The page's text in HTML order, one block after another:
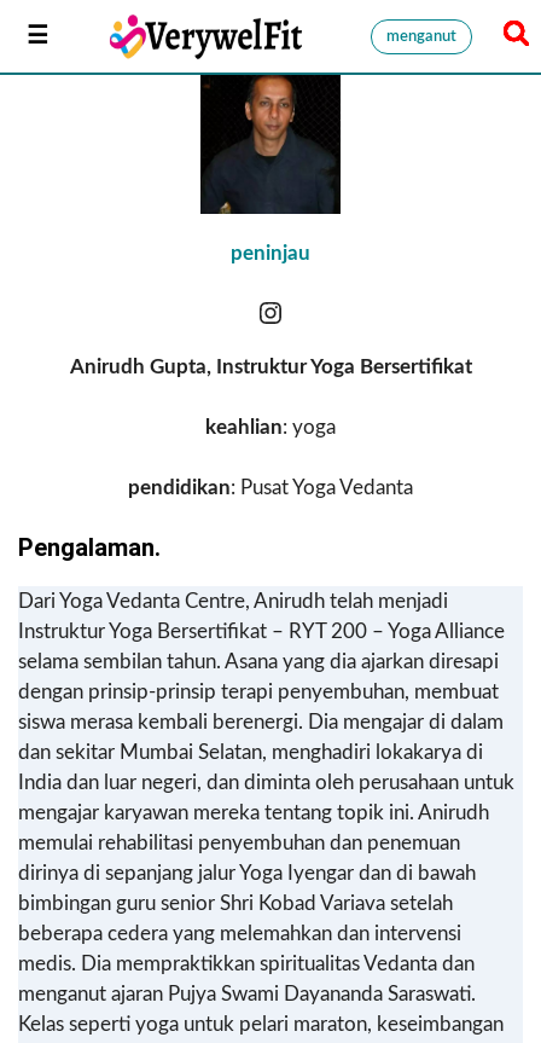
menganut
peninjau
Anirudh Gupta, Instruktur Yoga Bersertifikat
keahlian: yoga
pendidikan: Pusat Yoga Vedanta
Pengalaman.
Dari Yoga Vedanta Centre, Anirudh telah menjadi
Instruktur Yoga Bersertifikat – RYT 200 – Yoga Alliance
selama sembilan tahun. Asana yang dia ajarkan diresapi
dengan prinsip-prinsip terapi penyembuhan, membuat
siswa merasa kembali berenergi. Dia mengajar di dalam
dan sekitar Mumbai Selatan, menghadiri lokakarya di
India dan luar negeri, dan diminta oleh perusahaan untuk
mengajar karyawan mereka tentang topik ini. Anirudh
memulai rehabilitasi penyembuhan dan penemuan
dirinya di sepanjang jalur Yoga Iyengar dan di bawah
bimbingan guru senior Shri Kobad Variava setelah
beberapa cedera yang melemahkan dan intervensi
medis. Dia mempraktikkan spiritualitas Vedanta dan
menganut ajaran Pujya Swami Dayananda Saraswati.
Kelas seperti yoga untuk pelari maraton, keseimbangan